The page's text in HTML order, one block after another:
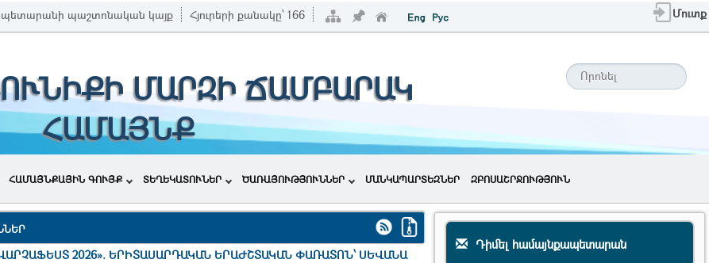
պաշտոնական կայք Հյուրերի քանակը՝ 166 Մուտք
ՄԱՐԶԻ ՃԱՄԲԱՐԱԿ
ՀԱՄԱՅՆՔ
ՀԱՄԱՅՆՔԱՅԻՆ ԳՈՒՅՔ ՏԵՂԵԿԱՏՈՒՆԵՐ ԾԱՌԱՅՈՒԹՅՈՒՆՆԵՐ ՄԱՆԿԱՊԱՐՏԵԶՆԵՐ ԶԲՈՍԱՇՐՋՈՒԹՅՈՒՆ
2026». ԵՐԻՏԱՍԱՐԴԱԿԱՆ ԵՐԱԺՇՏԱԿԱՆ ՓԱՌԱՏՈՆ՝ ՍԵՎԱՆԱ
Դիմել համայնքապետարան